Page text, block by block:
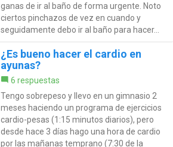
ganas de ir al baño de forma urgente. Noto
ciertos pinchazos de vez en cuando y
seguidamente debo ir al baño para hacer...
¿Es bueno hacer el cardio en
ayunas?
6 respuestas
Tengo sobrepeso y llevo en un gimnasio 2
meses haciendo un programa de ejercicios
cardio-pesas (1:15 minutos diarios), pero
desde hace 3 días hago una hora de cardio
por las mañanas temprano (7:30 de la